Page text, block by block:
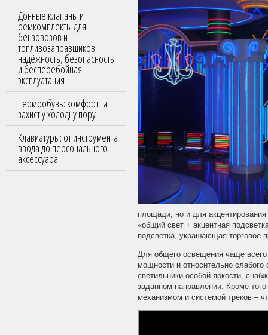
Донные клапаны и
ремкомплекты для
бензовозов и
топливозаправщиков:
надёжность, безопасность
и бесперебойная
эксплуатация
Термообувь: комфорт та
захист у холодну пору
Клавиатуры: от инструмента
ввода до персонального
аксессуара
площади, но и для
«общий свет + акцентная
подсветка, украшающая торговое
Для общего освещения чаще
мощности и относительно слабого
светильники особой яркости,
заданном направлении. Кроме
механизмом и системой треков –